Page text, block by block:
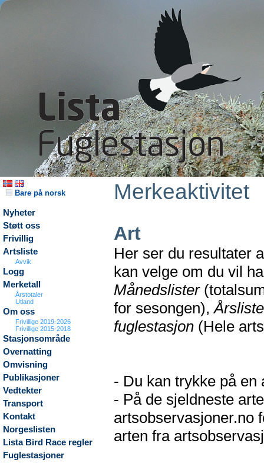
Bare på norsk
Nyheter
Støtt oss
Frivillig
Artsliste
Avvik
Logg
Merketall
Årstotaler
Utland
Om oss
Frivillige 2019-2026
Frivillige 2015-2018
Stasjonsområde
Overnatting
Omvisning
Publikasjoner
Vedtekter
Transport
Kontakt
Norgeslisten
Lista Bird Race regler
Fuglestasjoner
Merkeaktivitet
Art
Her ser du resultater
kan velge om du vil
Månedslister
for sesongen),
fuglestasjon (Hele
- Du kan trykke på en
- På de sjeldneste
artsobservasjoner.no
arten fra